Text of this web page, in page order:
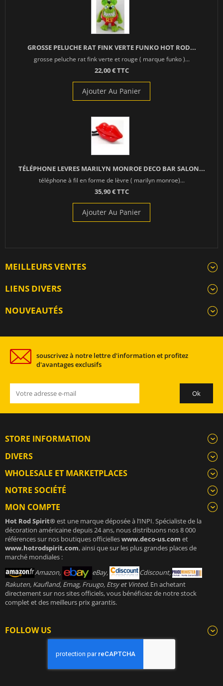
GROSSE PELUCHE RAT FINK VERTE FUNKO HOT ROD...
grosse peluche rat fink verte et rouge ( marque funko )...
22,00 € TTC
Ajouter Au Panier
TÉLÉPHONE LEVRES MARILYN MONROE DECO BAR SALON...
téléphone à fil en forme de lèvre ( marilyn monroe)...
35,90 € TTC
Ajouter Au Panier
MEILLEURS VENTES
LIENS DIVERS
NOUVEAUTÉS
souscrivez à notre lettre d'information et profitez
d'avantages exclusifs
STORE INFORMATION
DIVERS
WHOLESALE ET MARKETPLACES
NOTRE SOCIÉTÉ
MON COMPTE
Hot Rod Spirit®est une marque déposée à l’INPI. Spécialiste de la
décoration américaine depuis 24 ans, nous distribuons nos 8 000
références sur nos boutiques officielleswww.deco-us.com et
www.hotrodspirit.com, ainsi que sur les plus grandes places de
marché mondiales :
Amazon,
eBay,
Cdiscount,
Rakuten, Kaufland, Emag, Fruugo, Etsy et Vinted. En achetant
directement sur nos sites officiels, vous bénéficiez de notre stock
complet et des meilleurs prix garantis.
FOLLOW US